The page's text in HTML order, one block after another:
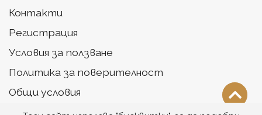
Контакти
Регистрация
Условия за ползване
Политика за поверителност
Общи условия
Доставка